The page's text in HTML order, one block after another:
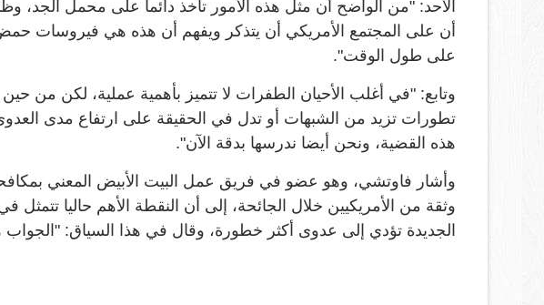
الأحد: "من الواضح أن مثل هذه الأمور تأخذ دائما على محمل الجد،
أن على المجتمع الأمريكي أن يتذكر ويفهم أن هذه هي فيروسات
على طول الوقت".
وتابع: "في أغلب الأحيان الطفرات لا تتميز بأهمية عملية، لكن من
تطورات تزيد من الشبهات أو تدل في الحقيقة على ارتفاع مدى
هذه القضية، ونحن أيضا ندرسها بدقة الآن".
وأشار فاوتشي، وهو عضو في فريق عمل البيت الأبيض المعني
وثقة من الأمريكيين خلال الجائحة، إلى أن النقطة الأهم حاليا تتمثل
الجديدة تؤدي إلى عدوى أكثر خطورة، وقال في هذا السياق: "الجواب